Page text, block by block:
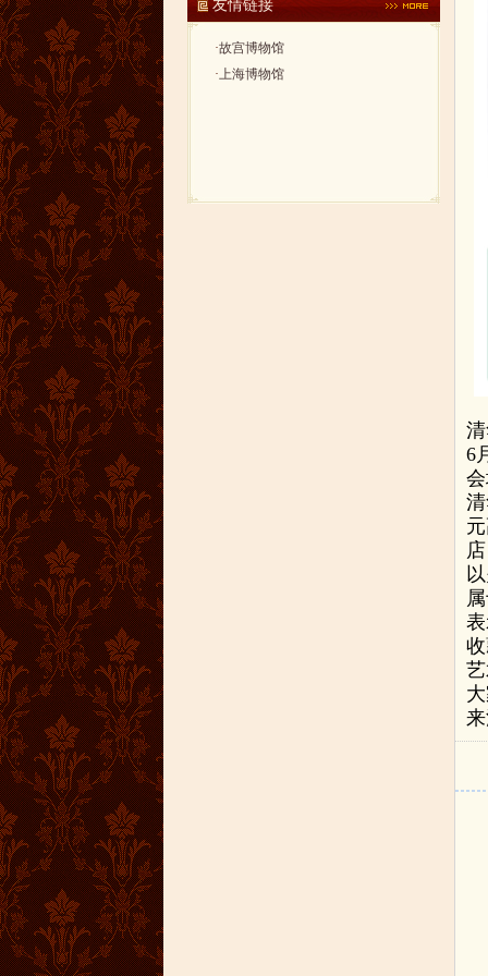
友情链接
·故宫博物馆
·上海博物馆
6